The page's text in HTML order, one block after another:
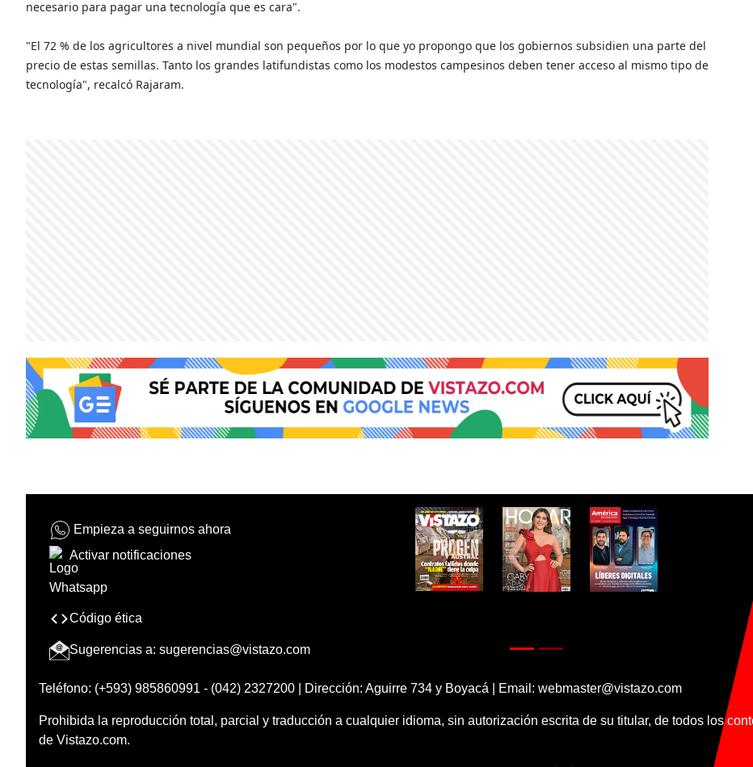
necesario para pagar una tecnología que es cara".
"El 72 % de los agricultores a nivel mundial son pequeños por lo que yo propongo que los gobiernos subsidien una parte del
precio de estas semillas. Tanto los grandes latifundistas como los modestos campesinos deben tener acceso al mismo tipo de
tecnología", recalcó Rajaram.
Empieza a seguirnos ahora
Activar notificaciones
Código ética
Sugerencias a: sugerencias@vistazo.com
Teléfono: (+593) 985860991 - (042) 2327200 | Dirección: Aguirre 734 y Boyacá | Email: webmaster@vistazo.com
Prohibida la reproducción total, parcial y traducción a cualquier idioma, sin autorización escrita de su titular, de todos los
de Vistazo.com.